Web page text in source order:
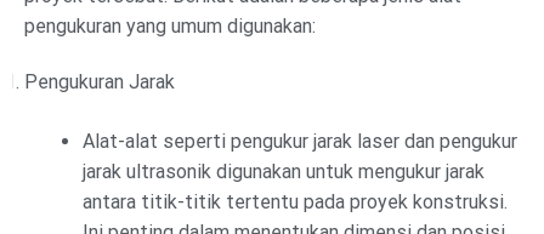
pengukuran yang umum digunakan:
Pengukuran Jarak
Alat-alat seperti pengukur jarak laser dan pengukur
jarak ultrasonik digunakan untuk mengukur jarak
antara titik-titik tertentu pada proyek konstruksi.